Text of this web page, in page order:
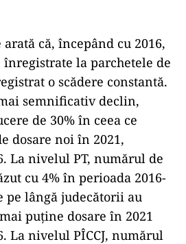
că, începând cu 2016,
la parchetele de
o scădere constantă.
semnificativ declin,
de 30% în ceea ce
dosare noi în 2021,
La nivelul PT, numărul de
cu 4% în perioada 2016-
pe lângă judecătorii au
puține dosare în 2021
La nivelul PÎCCJ, numărul